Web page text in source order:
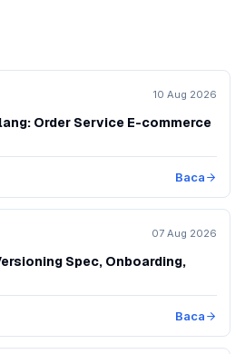
10 Aug 2026
Order Service E-commerce
Baca
07 Aug 2026
Spec, Onboarding,
Baca